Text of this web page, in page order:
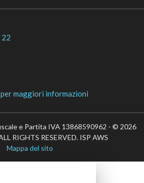
22
maggiori informazioni
e Partita IVA 13868590962 - © 2026
RIGHTS RESERVED. ISP AWS
Mappa del sito